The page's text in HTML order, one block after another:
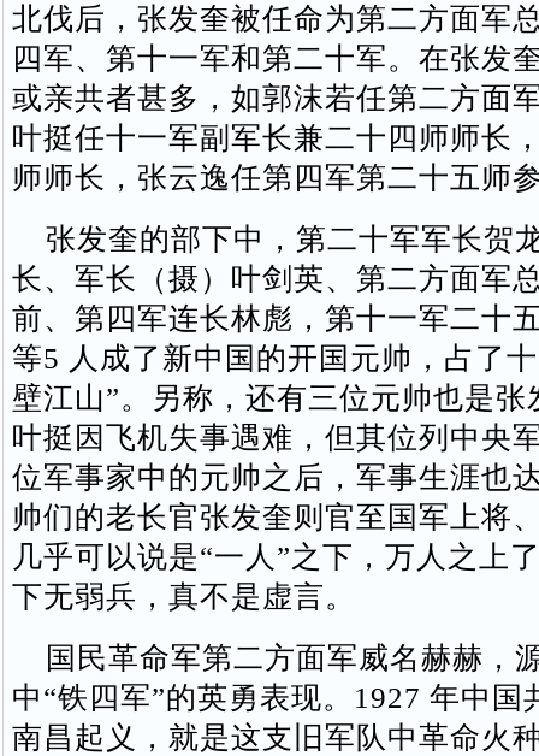
北伐后，张发奎被任命为第二方面军
四军、第十一军和第二十军。在张发
或亲共者甚多，如郭沫若任第二方面
叶挺任十一军副军长兼二十四师师长
师师长，张云逸任第四军第二十五师
张发奎的部下中，第二十军军长贺
长、军长（摄）叶剑英、第二方面军
前、第四军连长林彪，第十一军二十
等5 人成了新中国的开国元帅，占了
壁江山”。另称，还有三位元帅也是张
叶挺因飞机失事遇难，但其位列中央
位军事家中的元帅之后，军事生涯也
帅们的老长官张发奎则官至国军上将
几乎可以说是“一人”之下，万人之上
下无弱兵，真不是虚言。
国民革命军第二方面军威名赫赫，
中“铁四军”的英勇表现。1927 年中国
南昌起义，就是这支旧军队中革命火